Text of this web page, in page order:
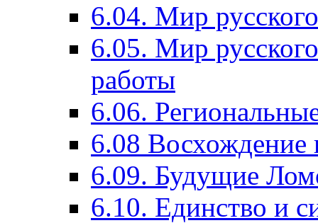
6.04. Мир
6.05. Мир
работы
6.06.
6.08 Восхождение
6.09. Будущие
6.10. Единство и